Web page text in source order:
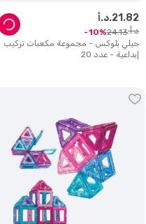
جيلي بلوكس - مجموعة مكعبات تركيب
إبداعية - عدد 20
د.أ.21 .82
د.أ. 24.13
10